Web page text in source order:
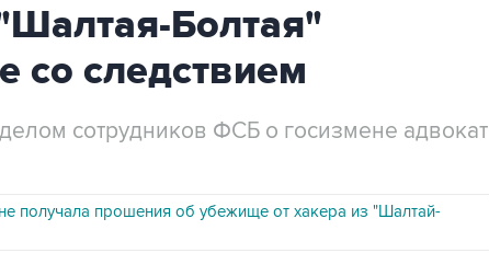
Болтая"
со следствием
сотрудников ФСБ о госизмене адвокат
получала прошения об убежище от хакера из "Шалтай-